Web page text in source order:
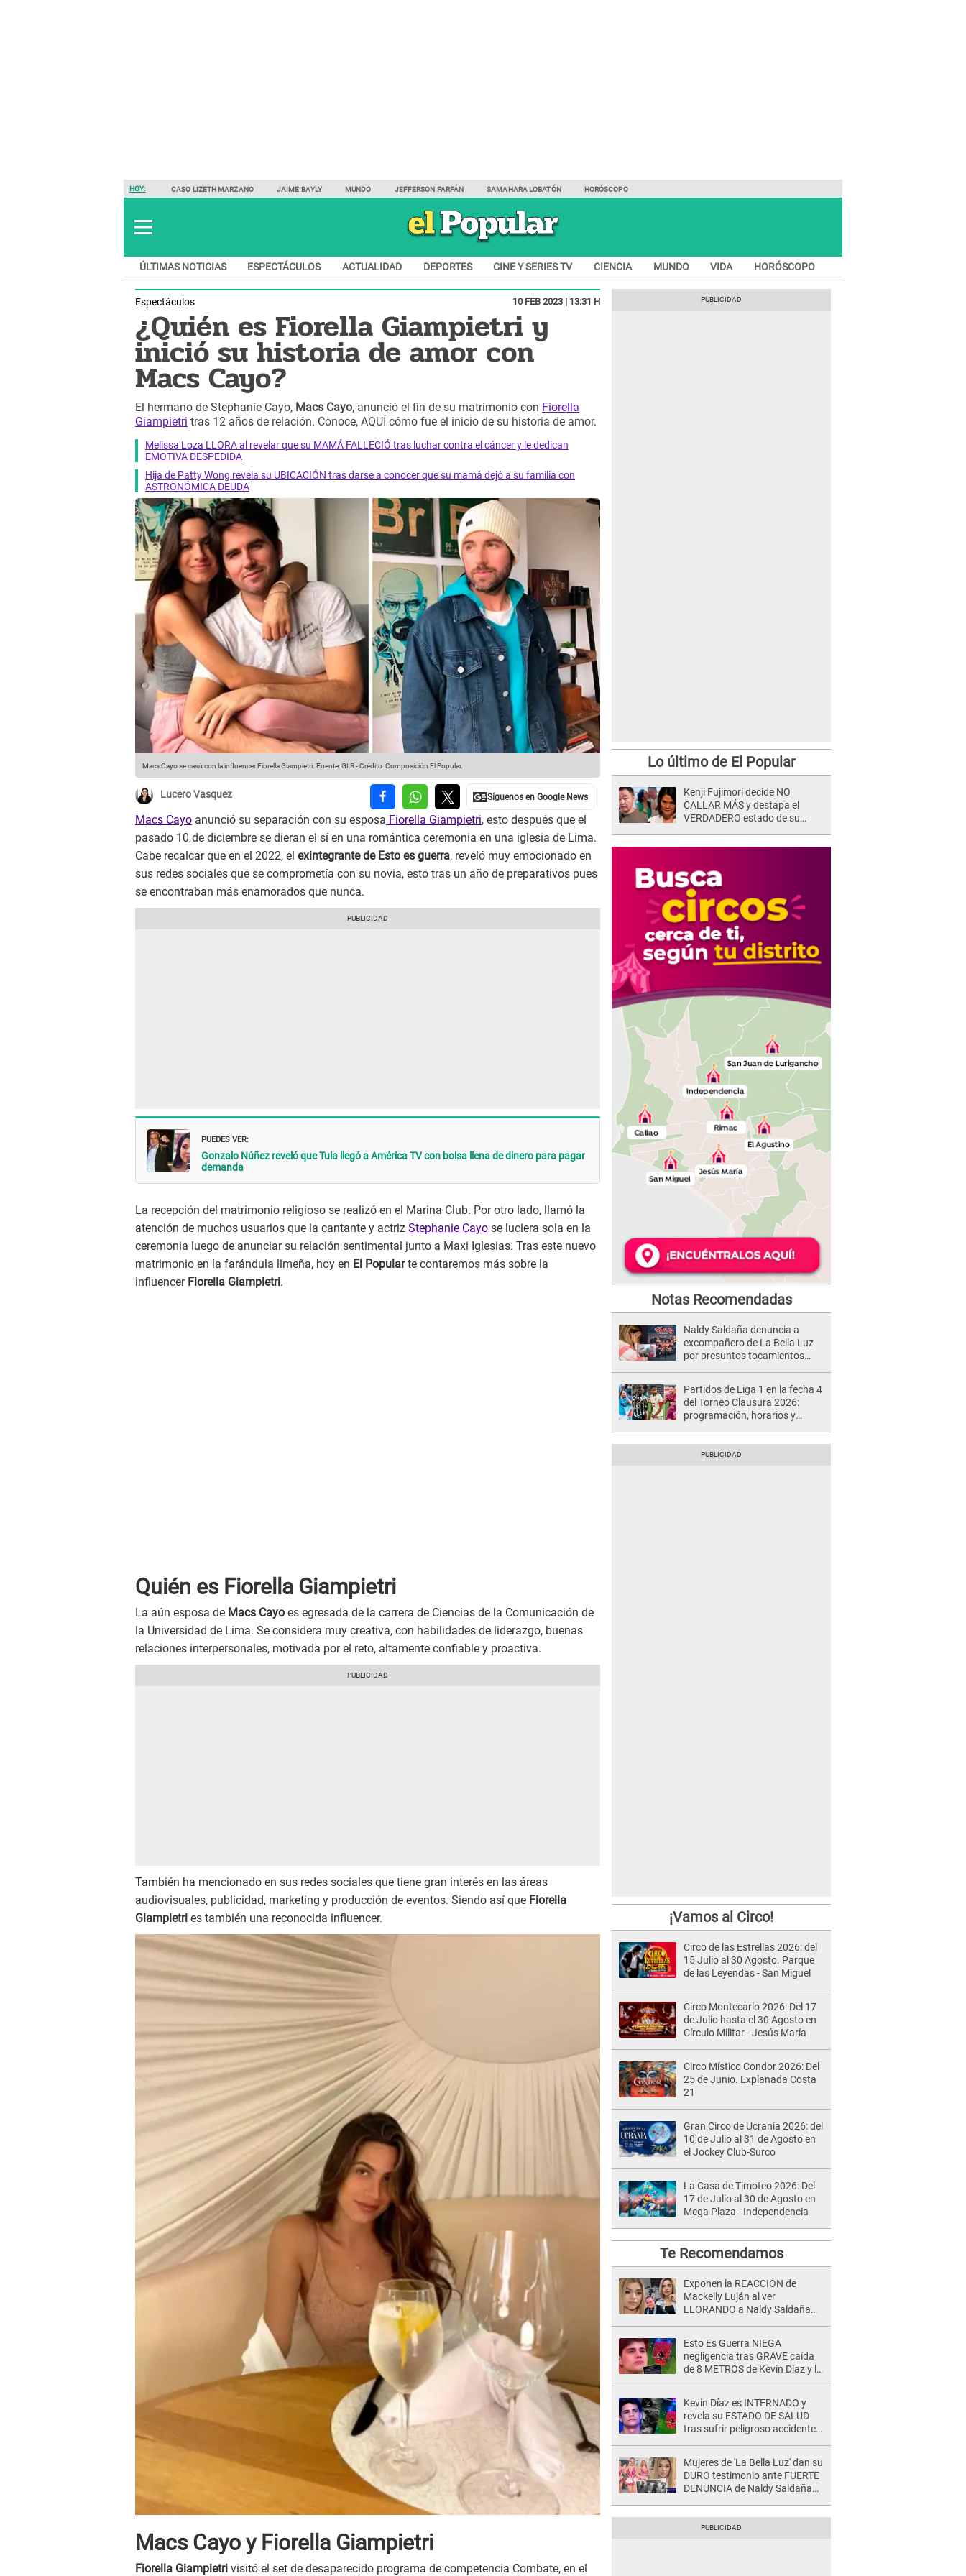
HOY: CASO LIZETH MARZANO JAIME BAYLY MUNDO JEFFERSON FARFÁN SAMAHARA LOBATÓN HORÓSCOPO
ÚLTIMAS NOTICIAS ESPECTÁCULOS ACTUALIDAD DEPORTES CINE Y SERIES TV CIENCIA MUNDO VIDA HORÓSCOPO
Espectáculos 10 FEB 2023 | 13:31 H
¿Quién es Fiorella Giampietri y
inició su historia de amor con
Macs Cayo?
El hermano de Stephanie Cayo, Macs Cayo, anunció el fin de su matrimonio con Fiorella
Giampietri tras 12 años de relación. Conoce, AQUÍ cómo fue el inicio de su historia de amor.
Melissa Loza LLORA al revelar que su MAMÁ FALLECIÓ tras luchar contra el cáncer y le dedican
EMOTIVA DESPEDIDA
Hija de Patty Wong revela su UBICACIÓN tras darse a conocer que su mamá dejó a su familia con
ASTRONÓMICA DEUDA
Macs Cayo se casó con la influencer Fiorella Giampietri. Fuente: GLR-Crédito: Composición El Popular.
Lucero Vasquez
Macs Cayo anunció su separación con su esposa Fiorella Giampietri, esto después que el
pasado 10 de diciembre se dieran el sí en una romántica ceremonia en una iglesia de Lima.
Cabe recalcar que en el 2022, el exintegrante de Esto es guerra, reveló muy emocionado en
sus redes sociales que se comprometía con su novia, esto tras un año de preparativos pues
se encontraban más enamorados que nunca.
PUEDES VER:
Gonzalo Núñez reveló que Tula llegó a América TV con bolsa llena de dinero para pagar
demanda
La recepción del matrimonio religioso se realizó en el Marina Club. Por otro lado, llamó la
atención de muchos usuarios que la cantante y actriz Stephanie Cayo se luciera sola en la
ceremonia luego de anunciar su relación sentimental junto a Maxi Iglesias. Tras este nuevo
matrimonio en la farándula limeña, hoy en El Popularte contaremos más sobre la
influencerFiorella Giampietri.
Quién es Fiorella Giampietri
La aún esposa de Macs Cayo es egresada de la carrera de Ciencias de la Comunicación de
la Universidad de Lima. Se considera muy creativa, con habilidades de liderazgo, buenas
relaciones interpersonales, motivada por el reto, altamente confiable y proactiva.
También ha mencionado en sus redes sociales que tiene gran interés en las áreas
audiovisuales, publicidad, marketing y producción de eventos. Siendo así que Fiorella
Giampietri es también una reconocida influencer.
Macs Cayo y Fiorella Giampietri
Fiorella Giampietri visitó el set de desaparecido programa de competencia Combate, en el
Lo último de El Popular
Kenji Fujimori decide NO
CALLAR MÁS y destapa el
VERDADERO estado de su
Notas Recomendadas
Naldy Saldaña denuncia a
excompañero de La Bella Luz
por presuntos tocamientos
Partidos de Liga 1 en la fecha 4
del Torneo Clausura 2026:
programación, horarios y
¡Vamos al Circo!
Circo de las Estrellas 2026: del
15 Julio al 30 Agosto. Parque
de las Leyendas - San Miguel
Circo Montecarlo 2026: Del 17
de Julio hasta el 30 Agosto en
Círculo Militar - Jesús María
Circo Místico Condor 2026: Del
25 de Junio. Explanada Costa
21
Gran Circo de Ucrania 2026: del
10 de Julio al 31 de Agosto en
el Jockey Club-Surco
La Casa de Timoteo 2026: Del
17 de Julio al 30 de Agosto en
Mega Plaza - Independencia
Te Recomendamos
Exponen la REACCIÓN de
Mackeily Luján al ver
LLORANDO a Naldy Saldaña
Esto Es Guerra NIEGA
negligencia tras GRAVE caída
de 8 METROS de Kevin Díaz y lo
Kevin Díaz es INTERNADO y
revela su ESTADO DE SALUD
tras sufrir peligroso accidente
Mujeres de 'La Bella Luz' dan su
DURO testimonio ante FUERTE
DENUNCIA de Naldy Saldaña